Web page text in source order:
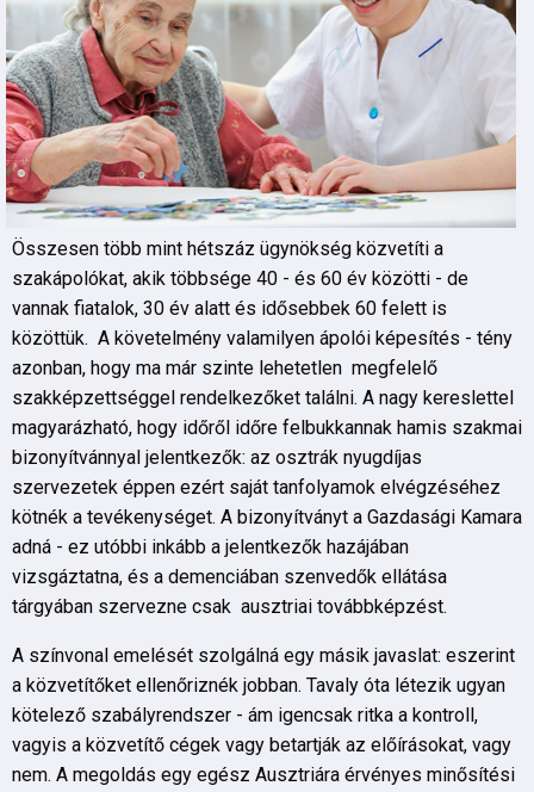
Összesen több mint hétszáz ügynökség közvetíti a
szakápolókat, akik többsége 40 - és 60 év közötti - de
vannak fiatalok, 30 év alatt és idősebbek 60 felett is
közöttük. A követelmény valamilyen ápolói képesítés - tény
azonban, hogy ma már szinte lehetetlen megfelelő
szakképzettséggel rendelkezőket találni. A nagy kereslettel
magyarázható, hogy időről időre felbukkannak hamis szakmai
bizonyítvánnyal jelentkezők: az osztrák nyugdíjas
szervezetek éppen ezért saját tanfolyamok elvégzéséhez
kötnék a tevékenységet. A bizonyítványt a Gazdasági Kamara
adná - ez utóbbi inkább a jelentkezők hazájában
vizsgáztatna, és a demenciában szenvedők ellátása
tárgyában szervezne csak ausztriai továbbképzést.
A színvonal emelését szolgálná egy másik javaslat: eszerint
a közvetítőket ellenőriznék jobban. Tavaly óta létezik ugyan
kötelező szabályrendszer - ám igencsak ritka a kontroll,
vagyis a közvetítő cégek vagy betartják az előírásokat, vagy
nem. A megoldás egy egész Ausztriára érvényes minősítési